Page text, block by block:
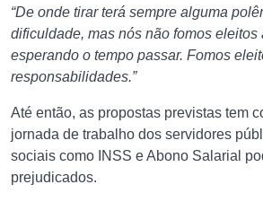
“De onde tirar terá sempre alguma
dificuldade, mas nós não fomos eleitos
esperando o tempo passar. Fomos
responsabilidades.”
Até então, as propostas previstas tem
jornada de trabalho dos servidores
sociais como INSS e Abono Salarial
prejudicados.